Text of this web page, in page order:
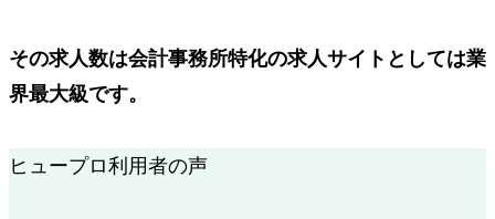
その求人数は会計事務所特化の求人サイトとしては業
界最大級です。
ヒュープロ利用者の声